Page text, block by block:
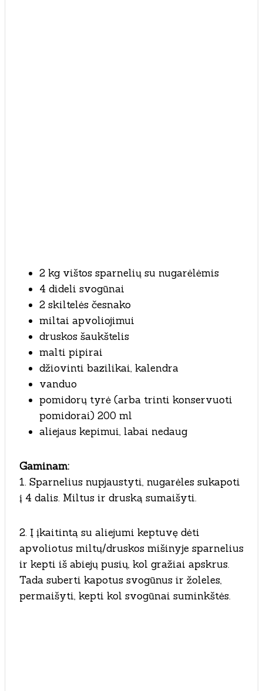
2 kg vištos sparnelių su nugarėlėmis
4 dideli svogūnai
2 skiltelės česnako
miltai apvoliojimui
druskos šaukštelis
malti pipirai
džiovinti bazilikai, kalendra
vanduo
pomidorų tyrė (arba trinti konservuoti
pomidorai) 200 ml
aliejaus kepimui, labai nedaug
Gaminam:
1. Sparnelius nupjaustyti, nugarėles sukapoti
į 4 dalis. Miltus ir druską sumaišyti.
2. Į įkaitintą su aliejumi keptuvę dėti
apvoliotus miltų/druskos mišinyje sparnelius
ir kepti iš abiejų pusių, kol gražiai apskrus.
Tada suberti kapotus svogūnus ir žoleles,
permaišyti, kepti kol svogūnai suminkštės.